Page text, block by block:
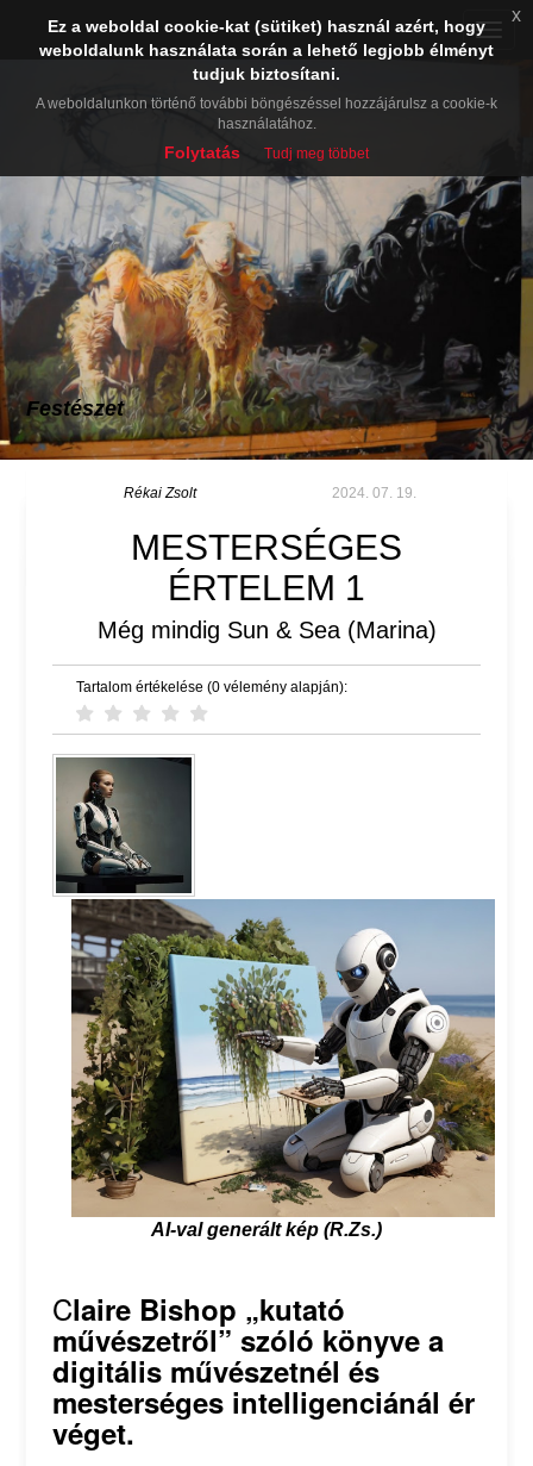
Toggle
Festészet
Rékai Zsolt 2024. 07. 19.
MESTERSÉGES
ÉRTELEM 1
Még mindig Sun & Sea (Marina)
Tartalom értékelése (0 vélemény alapján):
AI-val generált kép (R.Zs.)
Claire Bishop „kutató
művészetről” szóló könyve a
digitális művészetnél és
mesterséges intelligenciánál ér
véget.
Ez a weboldal cookie-kat (sütiket) használ azért, hogy
weboldalunk használata során a lehető legjobb élményt
tudjuk biztosítani.
A weboldalunkon történő további böngészéssel hozzájárulsz a cookie-k
használatához.
Folytatás Tudj meg többet
x